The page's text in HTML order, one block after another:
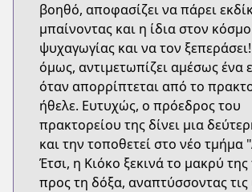
βοηθό, αποφασίζει να πάρει
μπαίνοντας και η ίδια στον
ψυχαγωγίας και να τον
όμως, αντιμετωπίζει αμέσως ένα
όταν απορρίπτεται από το
ήθελε. Ευτυχώς, ο πρόεδρος του
πρακτορείου της δίνει μια
και την τοποθετεί στο νέο τμήμα
Έτσι, η Κιόκο ξεκινά το μακρύ της
προς τη δόξα, αναπτύσσοντας τις